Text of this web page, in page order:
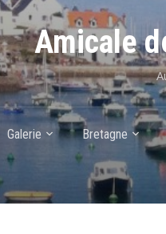
Amicale
Galerie Bretagne